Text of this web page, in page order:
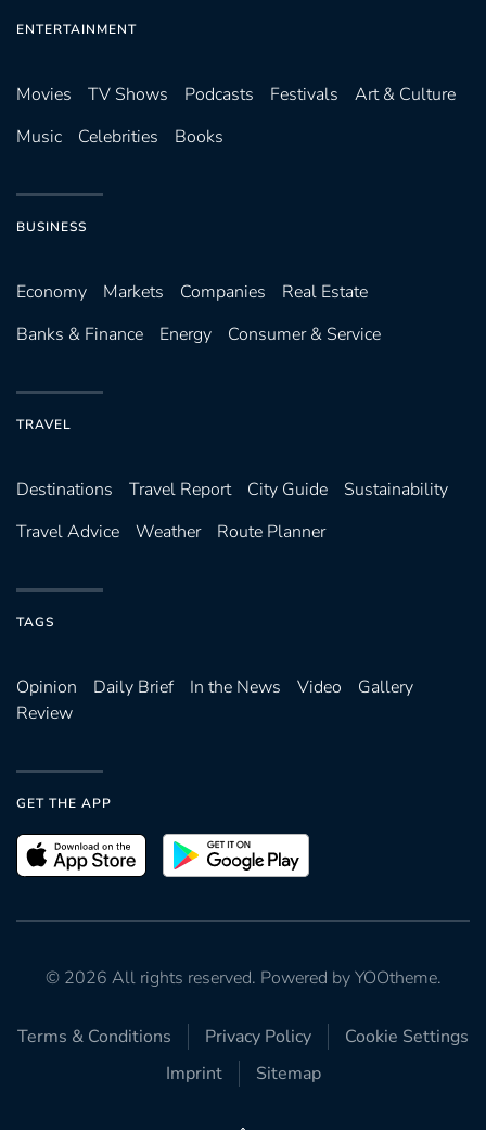
ENTERTAINMENT
Movies TV Shows Podcasts Festivals
Art & Culture
Music
Celebrities Books
BUSINESS
Economy Markets Companies
Real Estate
Banks & Finance
Energy Consumer & Service
TRAVEL
Destinations Travel Report City Guide
Sustainability
Travel Advice
Weather Route Planner
TAGS
Opinion Daily Brief In the News Video
Gallery
Review
GET THE APP
© 2026 All rights reserved. Powered byYOOtheme.
Terms & Conditions Privacy Policy
Cookie Settings
Imprint
Sitemap